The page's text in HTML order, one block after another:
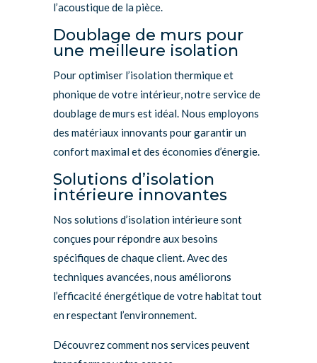
l’acoustique de la pièce.
Doublage de murs pour
une meilleure isolation
Pour optimiser l’isolation thermique et
phonique de votre intérieur, notre service de
doublage de murs est idéal. Nous employons
des matériaux innovants pour garantir un
confort maximal et des économies d’énergie.
Solutions d’isolation
intérieure innovantes
Nos solutions d’isolation intérieure sont
conçues pour répondre aux besoins
spécifiques de chaque client. Avec des
techniques avancées, nous améliorons
l’efficacité énergétique de votre habitat tout
en respectant l’environnement.
Découvrez comment nos services peuvent